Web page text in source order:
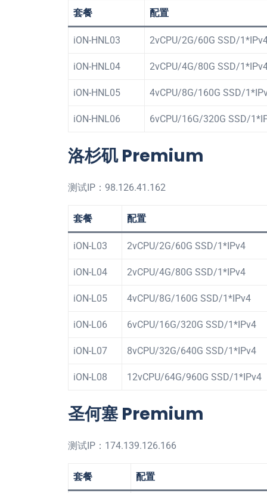
套餐 配置
iON-HNL03 2vCPU/2G/60G SSD/
iON-HNL04 2vCPU/4G/80G SSD/
iON-HNL05 4vCPU/8G/160G SSD/
iON-HNL06 6vCPU/16G/320G SSD/
洛杉矶 Premium
测试IP：98.126.41.162
套餐 配置
iON-L03 2vCPU/2G/60G SSD/1*IPv4
iON-L04 2vCPU/4G/80G SSD/1*IPv4
iON-L05 4vCPU/8G/160G SSD/1*IPv4
iON-L06 6vCPU/16G/320G SSD/1*IPv4
iON-L07 8vCPU/32G/640G SSD/1*IPv4
iON-L08 12vCPU/64G/960G SSD/1*IPv4
圣何塞 Premium
测试IP：174.139.126.166
套餐 配置